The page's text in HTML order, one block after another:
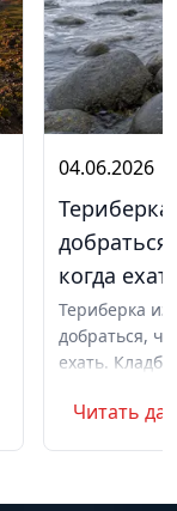
04.06.2026
когда
Териберка
добраться,
ехать.
Маршрут на
Читать